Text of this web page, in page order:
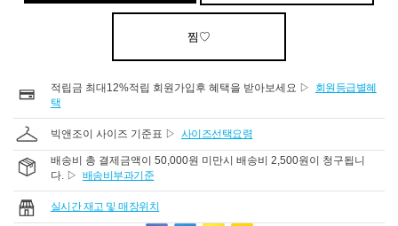
찜♡
적립금 최대12%적립 회원가입후 혜택을 받아보세요 ▷
회원등급별혜
택
빅앤조이 사이즈 기준표 ▷ 사이즈선택요령
배송비 총 결제금액이 50,000원 미만시 배송비 2,500원이 청구됩니
다. ▷ 배송비부과기준
실시간 재고 및 매장위치